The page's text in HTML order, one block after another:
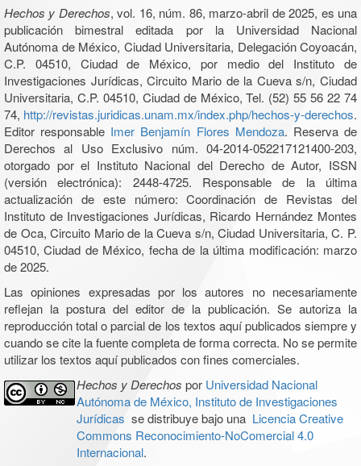
Hechos y Derechos, vol. 16, núm. 86, marzo-abril de 2025, es una
publicación bimestral editada por la Universidad Nacional
Autónoma de México, Ciudad Universitaria, Delegación Coyoacán,
C.P. 04510, Ciudad de México, por medio del Instituto de
Investigaciones Jurídicas, Circuito Mario de la Cueva s/n, Ciudad
Universitaria, C.P. 04510, Ciudad de México, Tel. (52) 55 56 22 74
74, http://revistas.juridicas.unam.mx/index.php/hechos-y-derechos.
Editor responsable Imer Benjamín Flores Mendoza. Reserva de
Derechos al Uso Exclusivo núm. 04-2014-052217121400-203,
otorgado por el Instituto Nacional del Derecho de Autor, ISSN
(versión electrónica): 2448-4725. Responsable de la última
actualización de este número: Coordinación de Revistas del
Instituto de Investigaciones Jurídicas, Ricardo Hernández Montes
de Oca, Circuito Mario de la Cueva s/n, Ciudad Universitaria, C. P.
04510, Ciudad de México, fecha de la última modificación: marzo
de 2025.
Las opiniones expresadas por los autores no necesariamente
reflejan la postura del editor de la publicación. Se autoriza la
reproducción total o parcial de los textos aquí publicados siempre y
cuando se cite la fuente completa de forma correcta. No se permite
utilizar los textos aquí publicados con fines comerciales.
Hechos y Derechos por Universidad Nacional
Autónoma de México, Instituto de Investigaciones
Jurídicas se distribuye bajo una Licencia Creative
Commons Reconocimiento-NoComercial 4.0
Internacional.